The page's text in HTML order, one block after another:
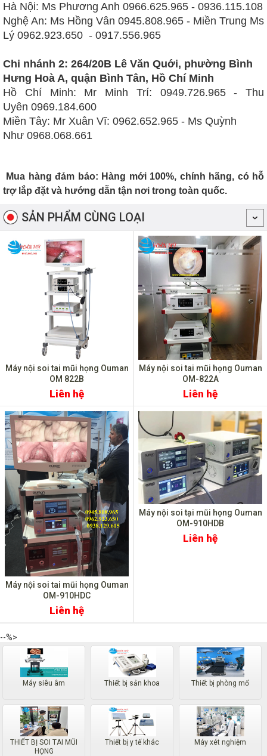
Hà Nội: Ms Phương Anh 0966.625.965 - 0936.115.108
Nghệ An: Ms Hồng Vân 0945.808.965 - Miền Trung Ms
Lý 0962.923.650 - 0917.556.965
Chi nhánh 2: 264/20B Lê Văn Quới, phường Bình
Hưng Hoà A, quận Bình Tân, Hồ Chí Minh
Hồ Chí Minh: Mr Minh Trí: 0949.726.965 - Thu
Uyên 0969.184.600
Miền Tây: Mr Xuân Vĩ: 0962.652.965 - Ms Quỳnh
Như 0968.068.661
Mua hàng đảm bảo: Hàng mới 100%, chính hãng, có hỗ
trợ lắp đặt và hướng dẫn tận nơi trong toàn quốc.
SẢN PHẨM CÙNG LOẠI
Máy nội soi tai mũi họng Ouman
OM 822B
Liên hệ
Máy nội soi tai mũi họng Ouman
OM-822A
Liên hệ
Máy nội soi tai mũi họng Ouman
OM-910HDC
Liên hệ
Máy nội soi tại mũi họng Ouman
OM-910HDB
Liên hệ
--%>
Máy siêu âm Thiết bị sản khoa Thiết bị phòng mổ
THIẾT BỊ SOI TAI MŨI
HỌNG
Thiết bị y tế khác Máy xét nghiệm